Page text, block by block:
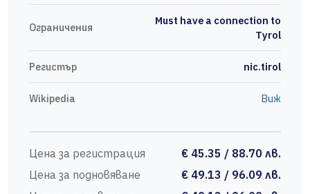
Ограничения
Must have a connection to
Tyrol
Регистър nic.tirol
Wikipedia Виж
Цена за регистрация
€ 45.35 / 88.70 лв.
Цена за подновяване
€ 49.13 / 96.09 лв.